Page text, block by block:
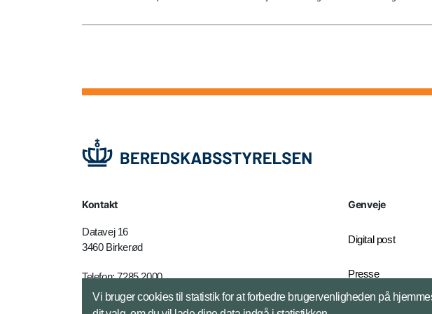
Kontakt
Datavej 16
3460 Birkerød
Telefon: 7285 2000
E-mail:brs@brs.dk
Genveje
Digital post
Presse
Vi bruger cookies til statistik for at forbedre brugervenligheden på